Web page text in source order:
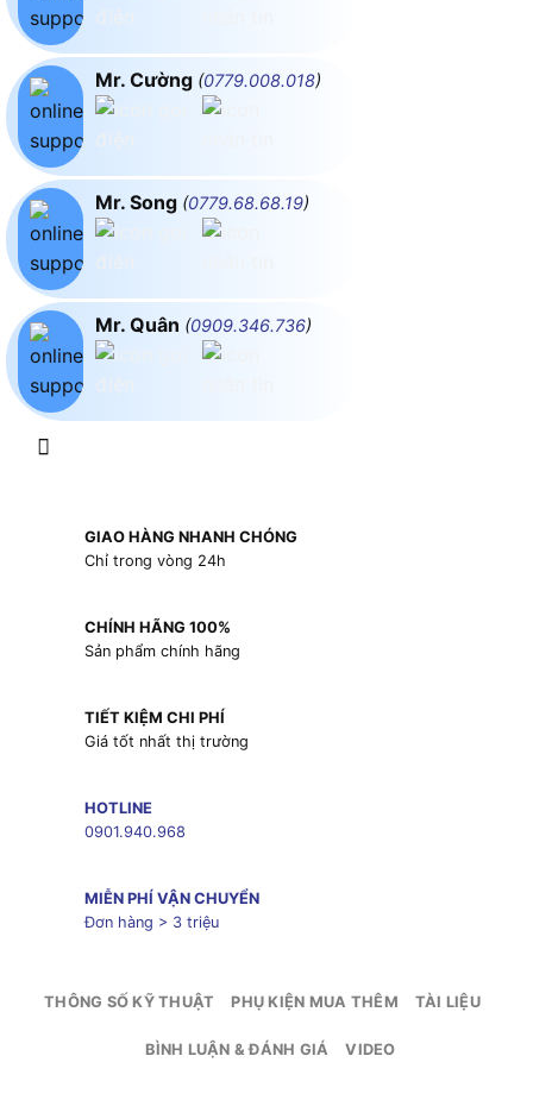
Mr. Cường (0779.008.018)
Mr. Song (0779.68.68.19)
Mr. Quân (0909.346.736)
GIAO HÀNG NHANH CHÓNG
Chỉ trong vòng 24h
CHÍNH HÃNG 100%
Sản phẩm chính hãng
TIẾT KIỆM CHI PHÍ
Giá tốt nhất thị trường
HOTLINE
0901.940.968
MIỄN PHÍ VẬN CHUYỂN
Đơn hàng > 3 triệu
THÔNG SỐ KỸ THUẬT PHỤ KIỆN MUA THÊM TÀI LIỆU
BÌNH LUẬN & ĐÁNH GIÁ VIDEO